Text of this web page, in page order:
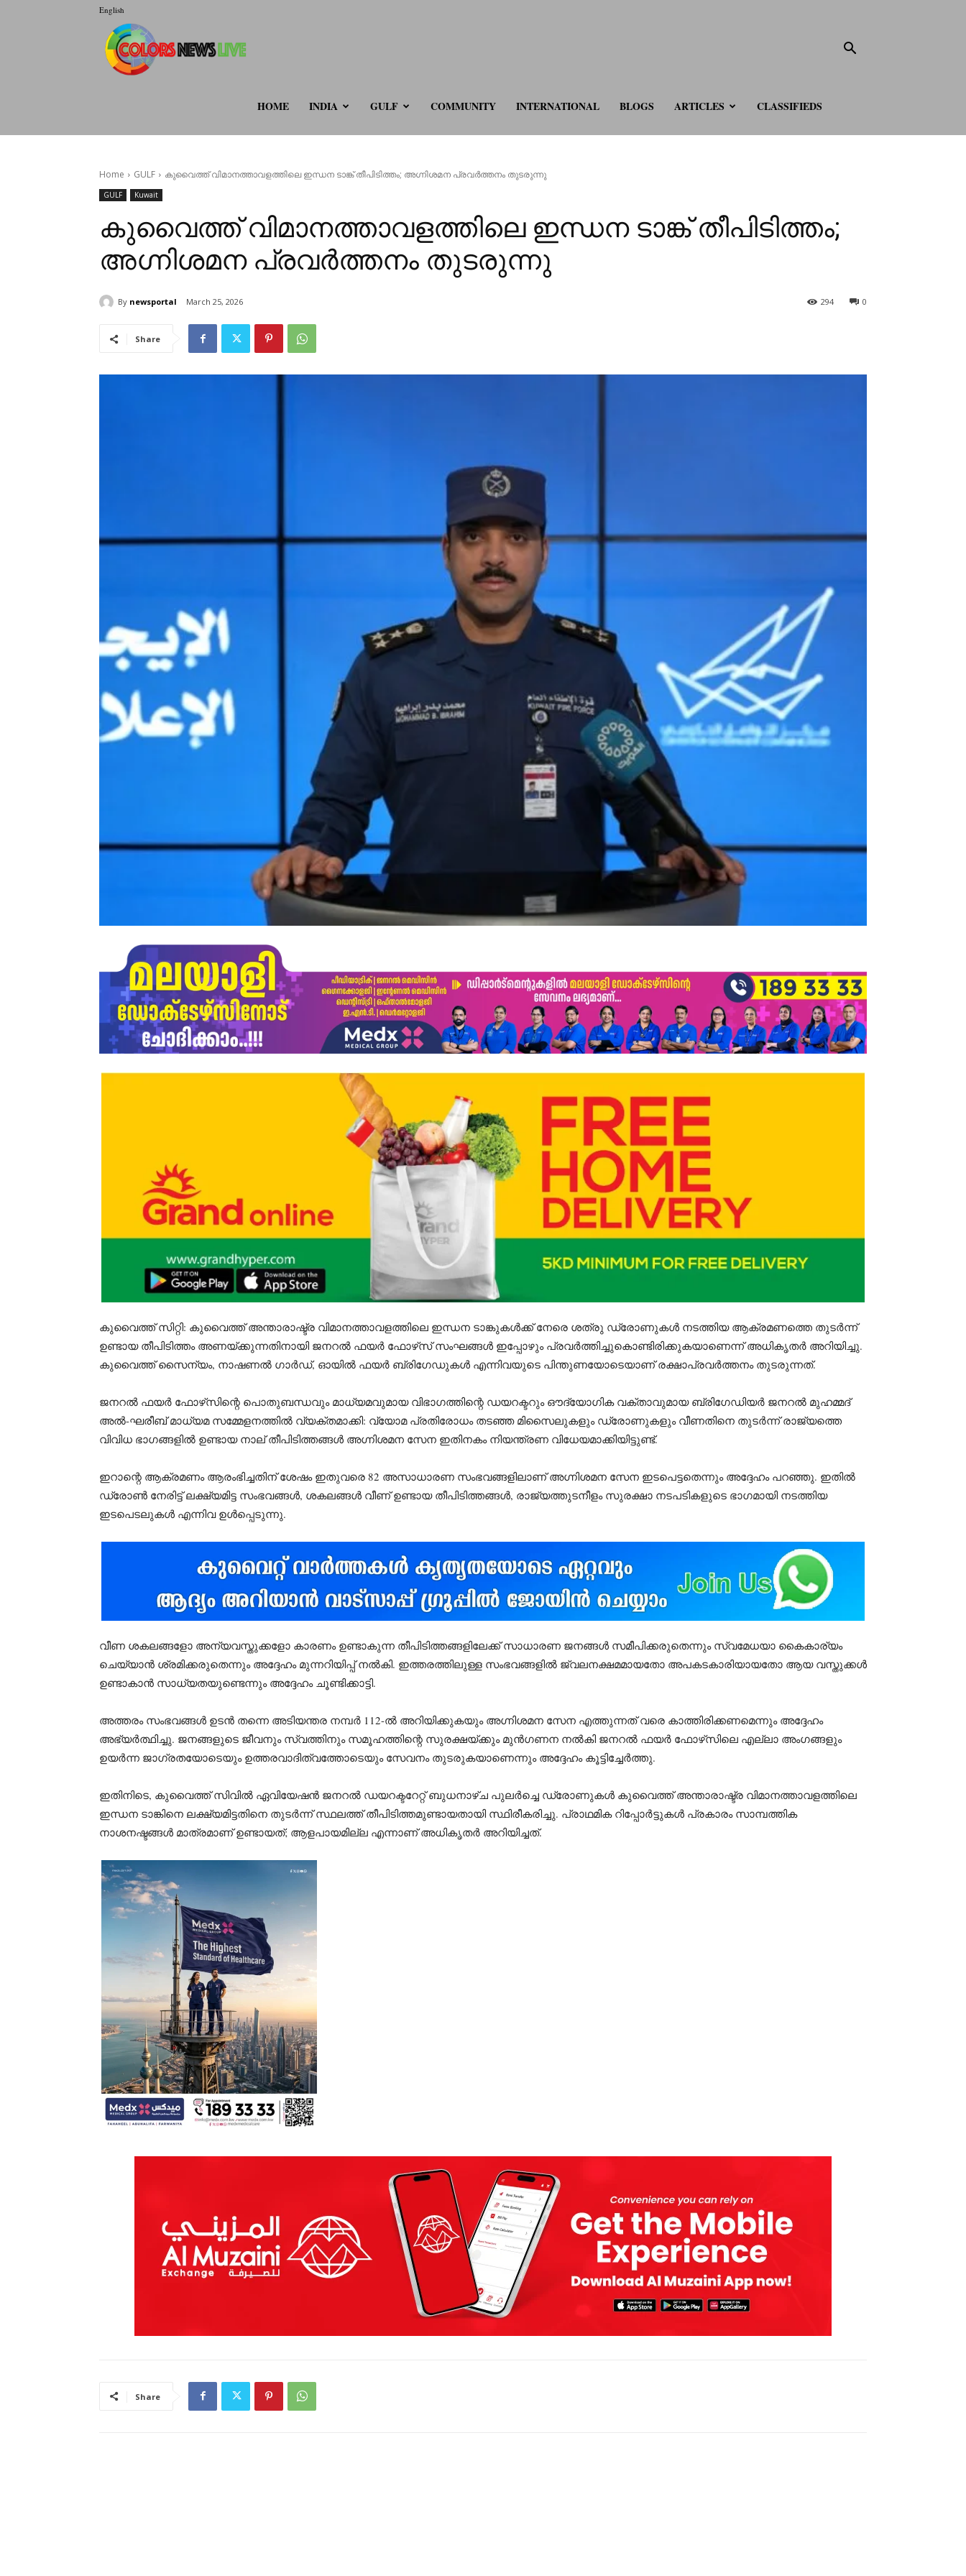
English
HOME INDIA GULF COMMUNITY INTERNATIONAL BLOGS ARTICLES CLASSIFIEDS
Home GULF കുവൈത്ത് വിമാനത്താവളത്തിലെ ഇന്ധന ടാങ്ക് തീപിടിത്തം; അഗ്നിശമന പ്രവർത്തനം തുടരുന്നു
GULF Kuwait
കുവൈത്ത് വിമാനത്താവളത്തിലെ ഇന്ധന ടാങ്ക് തീപിടിത്തം;
അഗ്നിശമന പ്രവർത്തനം തുടരുന്നു
By newsportal March 25, 2026 0
294
Share
കുവൈത്ത് സിറ്റി: കുവൈത്ത് അന്താരാഷ്ട്ര വിമാനത്താവളത്തിലെ ഇന്ധന ടാങ്കുകൾക്ക് നേരെ ശത്രു ഡ്രോണുകൾ നടത്തിയ ആക്രമണത്തെ തുടർന്ന്
ഉണ്ടായ തീപിടിത്തം അണയ്ക്കുന്നതിനായി ജനറൽ ഫയർ ഫോഴ്‌സ് സംഘങ്ങൾ ഇപ്പോഴും പ്രവർത്തിച്ചുകൊണ്ടിരിക്കുകയാണെന്ന് അധികൃതർ അറിയിച്ചു.
കുവൈത്ത് സൈന്യം, നാഷണൽ ഗാർഡ്, ഓയിൽ ഫയർ ബ്രിഗേഡുകൾ എന്നിവയുടെ പിന്തുണയോടെയാണ് രക്ഷാപ്രവർത്തനം തുടരുന്നത്.
ജനറൽ ഫയർ ഫോഴ്‌സിന്റെ പൊതുബന്ധവും മാധ്യമവുമായ വിഭാഗത്തിന്റെ ഡയറക്ടറും ഔദ്യോഗിക വക്താവുമായ ബ്രിഗേഡിയർ ജനറൽ മുഹമ്മദ്
അൽ-ഘരീബ് മാധ്യമ സമ്മേളനത്തിൽ വ്യക്തമാക്കി: വ്യോമ പ്രതിരോധം തടഞ്ഞ മിസൈലുകളും ഡ്രോണുകളും വീണതിനെ തുടർന്ന് രാജ്യത്തെ
വിവിധ ഭാഗങ്ങളിൽ ഉണ്ടായ നാല് തീപിടിത്തങ്ങൾ അഗ്നിശമന സേന ഇതിനകം നിയന്ത്രണ വിധേയമാക്കിയിട്ടുണ്ട്.
ഇറാന്റെ ആക്രമണം ആരംഭിച്ചതിന് ശേഷം ഇതുവരെ 82 അസാധാരണ സംഭവങ്ങളിലാണ് അഗ്നിശമന സേന ഇടപെട്ടതെന്നും അദ്ദേഹം പറഞ്ഞു. ഇതിൽ
ഡ്രോൺ നേരിട്ട് ലക്ഷ്യമിട്ട സംഭവങ്ങൾ, ശകലങ്ങൾ വീണ് ഉണ്ടായ തീപിടിത്തങ്ങൾ, രാജ്യത്തുടനീളം സുരക്ഷാ നടപടികളുടെ ഭാഗമായി നടത്തിയ
ഇടപെടലുകൾ എന്നിവ ഉൾപ്പെടുന്നു.
വീണ ശകലങ്ങളോ അന്യവസ്തുക്കളോ കാരണം ഉണ്ടാകുന്ന തീപിടിത്തങ്ങളിലേക്ക് സാധാരണ ജനങ്ങൾ സമീപിക്കരുതെന്നും സ്വമേധയാ കൈകാര്യം
ചെയ്യാൻ ശ്രമിക്കരുതെന്നും അദ്ദേഹം മുന്നറിയിപ്പ് നൽകി. ഇത്തരത്തിലുള്ള സംഭവങ്ങളിൽ ജ്വലനക്ഷമമായതോ അപകടകാരിയായതോ ആയ വസ്തുക്കൾ
ഉണ്ടാകാൻ സാധ്യതയുണ്ടെന്നും അദ്ദേഹം ചൂണ്ടിക്കാട്ടി.
അത്തരം സംഭവങ്ങൾ ഉടൻ തന്നെ അടിയന്തര നമ്പർ 112-ൽ അറിയിക്കുകയും അഗ്നിശമന സേന എത്തുന്നത് വരെ കാത്തിരിക്കണമെന്നും അദ്ദേഹം
അഭ്യർത്ഥിച്ചു. ജനങ്ങളുടെ ജീവനും സ്വത്തിനും സമൂഹത്തിന്റെ സുരക്ഷയ്ക്കും മുൻഗണന നൽകി ജനറൽ ഫയർ ഫോഴ്‌സിലെ എല്ലാ അംഗങ്ങളും
ഉയർന്ന ജാഗ്രതയോടെയും ഉത്തരവാദിത്വത്തോടെയും സേവനം തുടരുകയാണെന്നും അദ്ദേഹം കൂട്ടിച്ചേർത്തു.
ഇതിനിടെ, കുവൈത്ത് സിവിൽ ഏവിയേഷൻ ജനറൽ ഡയറക്ടറേറ്റ് ബുധനാഴ്ച പുലർച്ചെ ഡ്രോണുകൾ കുവൈത്ത് അന്താരാഷ്ട്ര വിമാനത്താവളത്തിലെ
ഇന്ധന ടാങ്കിനെ ലക്ഷ്യമിട്ടതിനെ തുടർന്ന് സ്ഥലത്ത് തീപിടിത്തമുണ്ടായതായി സ്ഥിരീകരിച്ചു. പ്രാഥമിക റിപ്പോർട്ടുകൾ പ്രകാരം സാമ്പത്തിക
നാശനഷ്ടങ്ങൾ മാത്രമാണ് ഉണ്ടായത്; ആളപായമില്ല എന്നാണ് അധികൃതർ അറിയിച്ചത്.
Share